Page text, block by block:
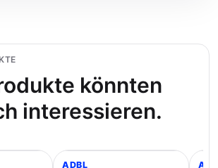
könnten
interessieren.
ADBL